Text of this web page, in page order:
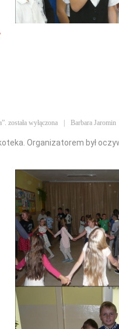
została wyłączona Barbara Jaromin
Organizatorem był